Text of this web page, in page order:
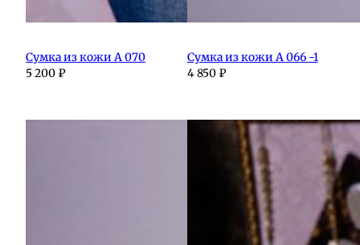
Сумка из кожи А 070
5 200 ₽
Сумка из кожи А 066 -1
4 850 ₽